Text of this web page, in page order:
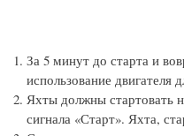
За 5 минут до старта и
использование двигателя
Яхты должны стартовать
сигнала «Старт». Яхта,